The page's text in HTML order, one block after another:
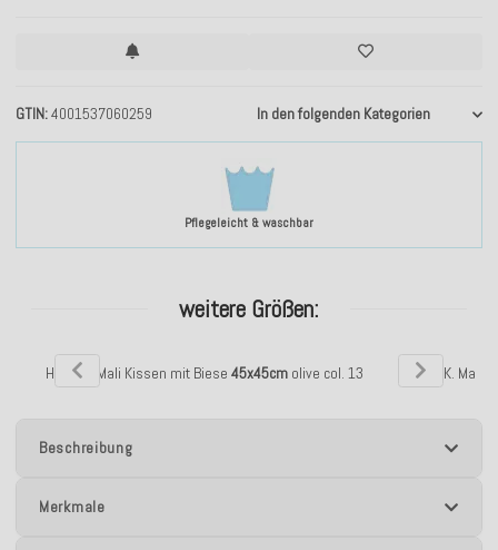
Pflegeleicht & waschbar
GTIN 4001537060259 In den folgenden Kategorien
weitere Größen:
H.O.C.K. Mali Kissen mit Biese 45x45cmolive col. 13 H.O.C.K.
Beschreibung
Merkmale